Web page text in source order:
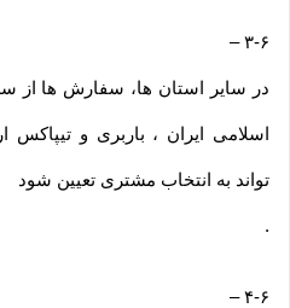
۳-۶–
در سایر استان ها، سفارش ها
اسلامی ایران ، باربری و
تواند به انتخاب مشتری تعیین شود
.
۴-۶–